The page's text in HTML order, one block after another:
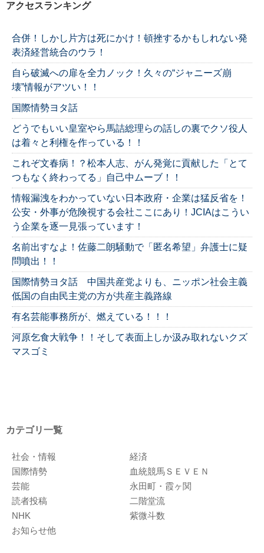
アクセスランキング
合併！しかし片方は死にかけ！頓挫するかもしれない発
表済経営統合のウラ！
自ら破滅への扉を全力ノック！久々の“ジャニーズ崩
壊”情報がアツい！！
国際情勢ヨタ話
どうでもいい皇室やら馬詰総理らの話しの裏でクソ役人
は着々と利権を作っている！！
これぞ文春病！？松本人志、がん発覚に貢献した「とて
つもなく終わってる」自己中ムーブ！！
情報漏洩をわかっていない日本政府・企業は猛反省を！
公安・外事が危険視する会社ここにあり！JCIAはこうい
う企業を逐一見張っています！
名前出すなよ！佐藤二朗騒動で「匿名希望」弁護士に疑
問噴出！！
国際情勢ヨタ話 中国共産党よりも、ニッポン社会主義
低国の自由民主党の方が共産主義路線
有名芸能事務所が、燃えている！！！
河原乞食大戦争！！そして表面上しか汲み取れないクズ
マスゴミ
カテゴリ一覧
社会・情報
経済
国際情勢
血統競馬ＳＥＶＥＮ
芸能
永田町・霞ヶ関
読者投稿
二階堂流
NHK
紫微斗数
お知らせ他